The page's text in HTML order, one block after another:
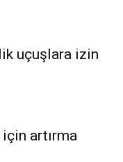
uçuşlara izin
artırma